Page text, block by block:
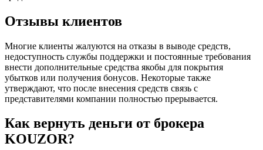
Отзывы клиентов
Многие клиенты жалуются на отказы в выводе средств,
недоступность службы поддержки и постоянные требования
внести дополнительные средства якобы для покрытия
убытков или получения бонусов. Некоторые также
утверждают, что после внесения средств связь с
представителями компании полностью прерывается.
Как вернуть деньги от брокера
KOUZOR?